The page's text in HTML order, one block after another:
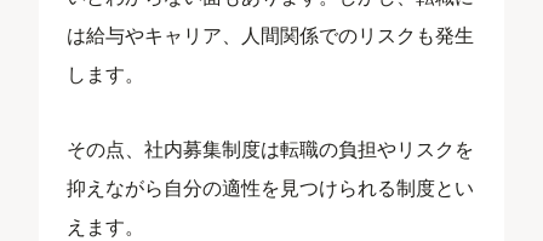
は給与やキャリア、人間関係でのリスクも発生
します。
その点、社内募集制度は転職の負担やリスクを
抑えながら自分の適性を見つけられる制度とい
えます。